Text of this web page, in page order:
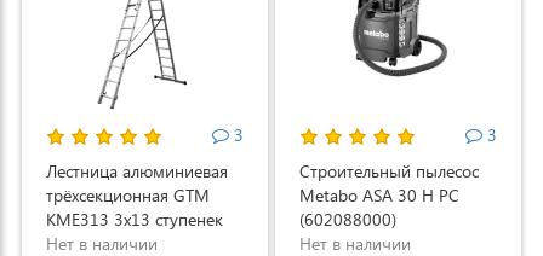
3
Лестница алюминиевая
трёхсекционная GTM
KME313 3x13 ступенек
3.53-8.93м (KME313)
Нет в наличии
3
Строительный пылесос
Metabo ASA 30 H PC
(602088000)
Нет в наличии